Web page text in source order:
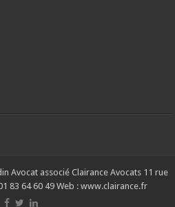
Avocat associé Clairance Avocats 11 rue
83 64 60 49 Web : www.clairance.fr